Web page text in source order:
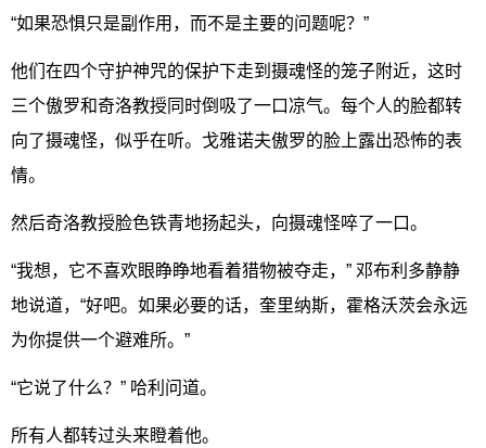
“如果恐惧只是副作用，而不是主要的问题呢？”
他们在四个守护神咒的保护下走到摄魂怪的笼子附近，这时
三个傲罗和奇洛教授同时倒吸了一口凉气。每个人的脸都转
向了摄魂怪，似乎在听。戈雅诺夫傲罗的脸上露出恐怖的表
情。
然后奇洛教授脸色铁青地扬起头，向摄魂怪啐了一口。
“我想，它不喜欢眼睁睁地看着猎物被夺走，” 邓布利多静静
地说道，“好吧。如果必要的话，奎里纳斯，霍格沃茨会永远
为你提供一个避难所。”
“它说了什么？” 哈利问道。
所有人都转过头来瞪着他。